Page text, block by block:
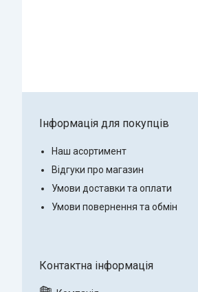
Інформація для покупців
Наш асортимент
Відгуки про магазин
Умови доставки та оплати
Умови повернення та обмін